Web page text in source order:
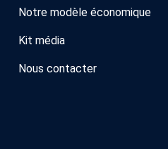
Notre modèle économique
Kit média
Nous contacter